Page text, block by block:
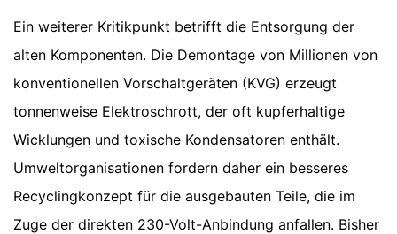
Ein weiterer Kritikpunkt betrifft die Entsorgung der
alten Komponenten. Die Demontage von Millionen von
konventionellen Vorschaltgeräten (KVG) erzeugt
tonnenweise Elektroschrott, der oft kupferhaltige
Wicklungen und toxische Kondensatoren enthält.
Umweltorganisationen fordern daher ein besseres
Recyclingkonzept für die ausgebauten Teile, die im
Zuge der direkten 230-Volt-Anbindung anfallen. Bisher